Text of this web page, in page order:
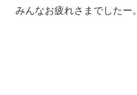
みんなお疲れさまでしたー。